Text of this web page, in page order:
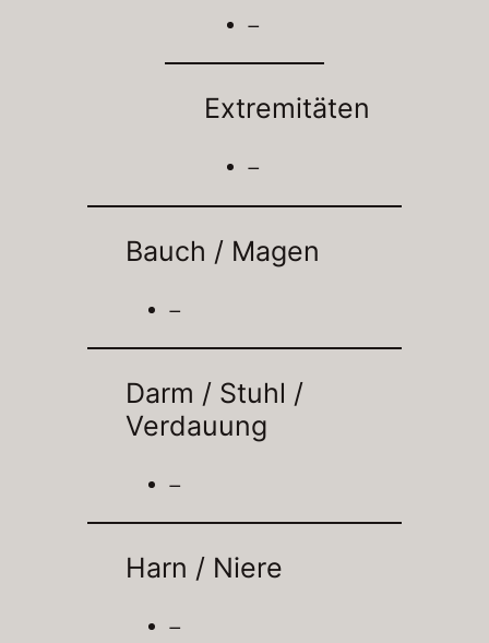
–
Extremitäten
–
Bauch / Magen
–
Darm / Stuhl /
Verdauung
–
Harn / Niere
–